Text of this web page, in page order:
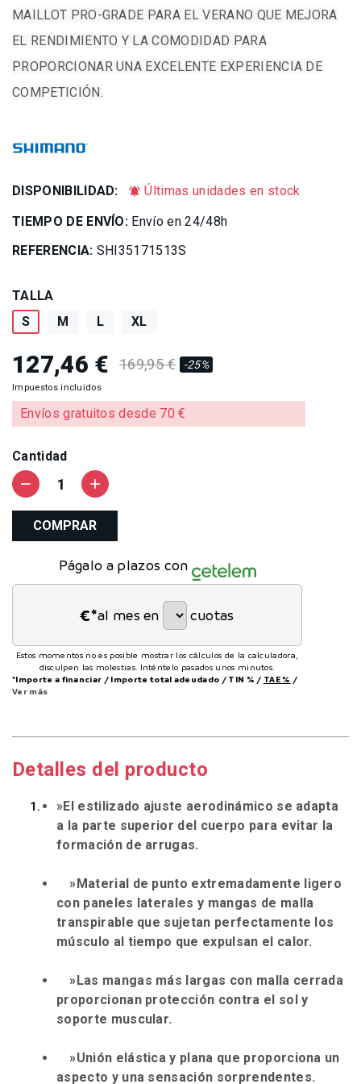
MAILLOT PRO-GRADE PARA EL VERANO QUE MEJORA
EL RENDIMIENTO Y LA COMODIDAD PARA
PROPORCIONAR UNA EXCELENTE EXPERIENCIA DE
COMPETICIÓN.
DISPONIBILIDAD: notifications_active Últimas unidades en stock
TIEMPO DE ENVÍO: Envío en 24/48h
REFERENCIA: SHI35171513S
TALLA
S
M L XL
127,46 € 169,95 € -25%
Impuestos incluidos
Envíos gratuitos desde 70 €
Cantidad
remove add
COMPRAR
Págalo a plazos con
€*al mes en cuotas
Estos momentos no es posible mostrar los cálculos de la calculadora,
disculpen las molestias. Inténtelo pasados unos minutos.
*Importe a financiar / Importe total adeudado / TIN % / TAE % /
Ver más
Detalles del producto
»El estilizado ajuste aerodinámico se adapta
a la parte superior del cuerpo para evitar la
formación de arrugas.
»Material de punto extremadamente ligero
con paneles laterales y mangas de malla
transpirable que sujetan perfectamente los
músculo al tiempo que expulsan el calor.
»Las mangas más largas con malla cerrada
proporcionan protección contra el sol y
soporte muscular.
»Unión elástica y plana que proporciona un
aspecto y una sensación sorprendentes.